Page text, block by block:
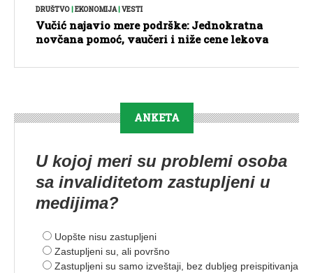
DRUŠTVO EKONOMIJA| VESTI
Vučić najavio mere podrške: Jednokratna
novčana pomoć, vaučeri i niže cene lekova
ANKETA
U kojoj meri su problemi osoba
sa invaliditetom zastupljeni u
medijima?
Uopšte nisu zastupljeni
Zastupljeni su, ali površno
Zastupljeni su samo izveštaji, bez dubljeg preispitivanja